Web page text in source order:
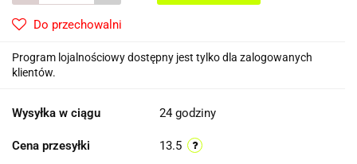
Do przechowalni
Program lojalnościowy dostępny jest tylko dla zalogowanych
klientów.
Wysyłka w ciągu 24 godziny
Cena przesyłki 13.5